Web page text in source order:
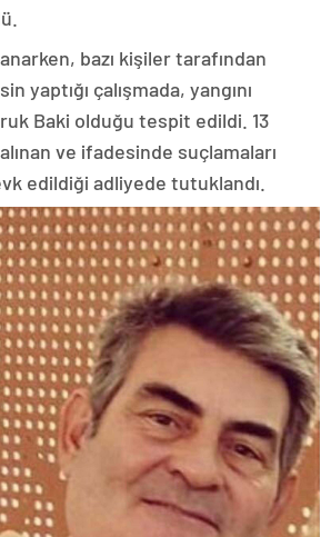
bazı kişiler tarafından
yaptığı çalışmada, yangını
Baki olduğu tespit edildi. 13
ve ifadesinde suçlamaları
edildiği adliyede tutuklandı.